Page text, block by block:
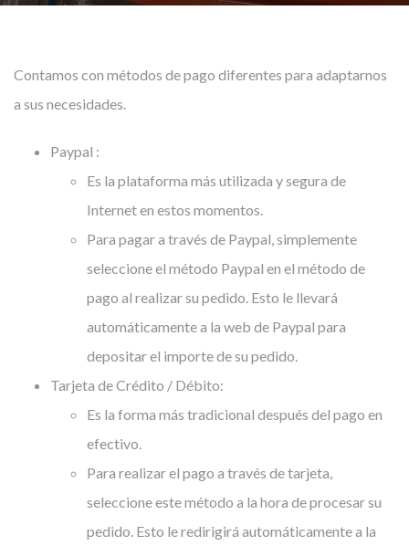
Contamos con métodos de pago diferentes para adaptarnos
a sus necesidades.
Paypal :
Es la plataforma más utilizada y segura de
Internet en estos momentos.
Para pagar a través de Paypal, simplemente
seleccione el método Paypal en el método de
pago al realizar su pedido. Esto le llevará
automáticamente a la web de Paypal para
depositar el importe de su pedido.
Tarjeta de Crédito / Débito:
Es la forma más tradicional después del pago en
efectivo.
Para realizar el pago a través de tarjeta,
seleccione este método a la hora de procesar su
pedido. Esto le redirigirá automáticamente a la